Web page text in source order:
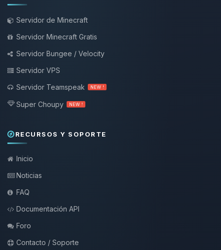
Servidor de Minecraft
Servidor Minecraft Gratis
Servidor Bungee / Velocity
Servidor VPS
Servidor Teamspeak
NEW !
Super Choupy NEW !
RECURSOS Y SOPORTE
Inicio
Noticias
FAQ
Documentación API
Foro
Contacto / Soporte